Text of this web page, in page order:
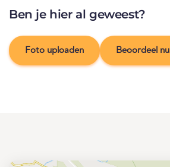
Ben je hier al geweest?
Foto uploaden Beoordeel nu